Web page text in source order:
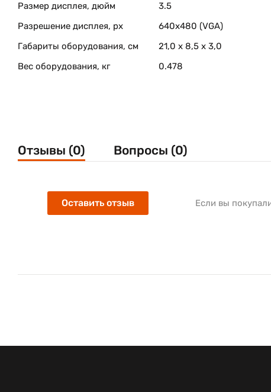
Размер дисплея, дюйм
3.5
Разрешение дисплея, px
640х480 (VGA)
Габариты оборудования, см
21,0 x 8,5 x 3,0
Вес оборудования, кг
0.478
Отзывы (0) Вопросы (0)
Оставить отзыв Если вы